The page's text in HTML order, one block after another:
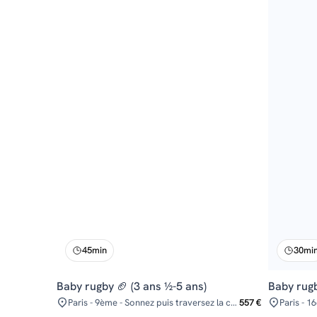
45min
Baby rugby 🏈 (3 ans ½-5 ans)
Paris - 9ème - Sonnez puis traversez la courette 557 €
Baby
Paris -